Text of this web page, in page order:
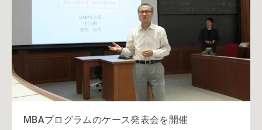
MBAプログラムのケース発表会を開催